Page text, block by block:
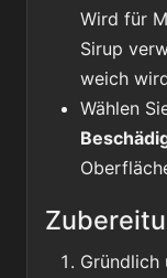
Wird für
Sirup
weich
Wählen
Gründlich